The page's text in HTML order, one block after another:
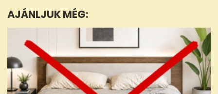
2
seconds
AJÁNLJUK MÉG: